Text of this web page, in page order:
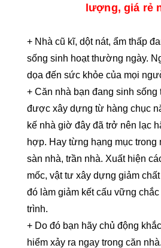
lượng, giá rẻ
+ Nhà cũ kĩ, dột nát, ẩm thấp
sống sinh hoạt thường ngày.
dọa đến sức khỏe của mọi
+ Căn nhà bạn đang sinh
được xây dựng từ hàng chục
kế nhà giờ đây đã trở nên lạc
hợp. Hay từng hạng mục
sàn nhà, trần nhà. Xuất hiện
mốc, vật tư xây dựng giảm
đó làm giảm kết cấu vững
trình.
+ Do đó bạn hãy chủ động
hiểm xảy ra ngay trong căn